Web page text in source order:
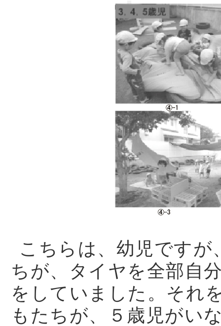
こちらは、幼児です
ちが、タイヤを全部自
をしていました。それ
もたちが、５歳児がい